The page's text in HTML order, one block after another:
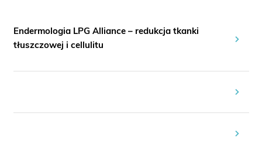
Endermologia LPG Alliance – redukcja tkanki
tłuszczowej i cellulitu